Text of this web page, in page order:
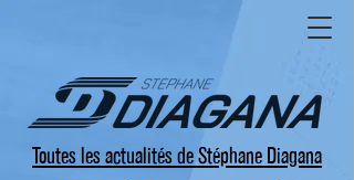
Toutes les actualités de Stéphane Diagana